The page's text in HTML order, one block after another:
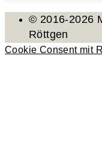
© 2016-2026
Röttgen
Cookie Consent mit